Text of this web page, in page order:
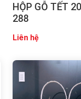
HỘP GỖ TẾT
288
Liên hệ